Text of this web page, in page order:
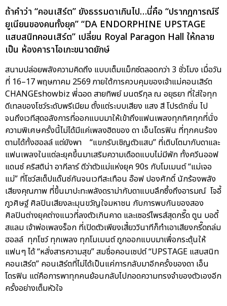
ถ้าคำว่า “คอนเสิร์ต” ยังธรรมดาเกินไป…นี่คือ “ปรากฏการณ์รี
ยูเนียนของคนทั้งยุค” “DA ENDORPHINE UPSTAGE
แสบสนิทคอนเสิร์ต” เปลี่ยน Royal Paragon Hall ให้กลาย
เป็น ห้องคาราโอเกะขนาดยักษ์
สนามปล่อยพลังความคิดถึง แบบเต็มแม็กซ์ตลอดกว่า 3 ชั่วโมง เมื่อวัน
ที่ 16–17 พฤษภาคม 2569 ภายใต้การควบคุมของเจ้าแม่คอนเสิร์ต
CHANGEshowbiz พี่ฉอด สายทิพย์ มนตรีกุล ณ อยุธยา ที่ใส่ใจทุก
ดีเทลของโชว์ระดับพรีเมียม ตั้งแต่ระบบเสียง แสง สี โปรดักชั่น ไป
จนถึงเวทีสุดอลังการที่ออกแบบมาให้เข้าถึงแฟนเพลงทุกทิศทุกที่นั่ง
ความพิเศษครั้งนี้ไม่ได้มีแค่เพลงฮิตของ ดา เอ็นโดรฟิน ที่ทุกคนร้อง
ตามได้ทั้งฮอลล์ แต่ยังพา “แขกรับเชิญตัวแสบ” ที่เติบโตมากับดาและ
แฟนเพลงในแต่ละยุคขึ้นมาเสริมความเดือดแบบไม่มีพัก ทั้งควีนออฟ
แดนซ์ คริสติน่า อากีลาร์ ดีว่าตัวแม่แห่งยุค 90s กับโมเมนต์ “แม่เจอ
แม่” ที่โชว์สเต็ปแด๊นซ์กันจนเวทีสะเทือน อ๊อฟ ปองศักดิ์ นักร้องพลัง
เสียงคุณภาพ ที่ขึ้นมาปะทะพลังดราม่ากับดาแบบลึกซึ้งถึงอารมณ์ โจอี้
ภูวศิษฐ์ ศิลปินเสียงละมุนขวัญใจมหาชน กับการพบกันของสอง
ศิลปินต่างยุคต่างแนวที่ลงตัวเกินคาด และเซอร์ไพรส์สุดกรี๊ด ตูน บอดี้
สแลม เจ้าพ่อเพลงร็อก ที่เปิดตัวเพียงเสี้ยววินาทีก็ทำเอาเสียงกรี๊ดถล่ม
ฮอลล์ ทุกโชว์ ทุกเพลง ทุกโมเมนต์ ถูกออกแบบมาเพื่อกระตุ้นให้
แฟนๆ ได้ “หลั่งสารความสุข” สมชื่อคอนเซปต์ “UPSTAGE แสบสนิท
คอนเสิร์ต” คอนเสิร์ตที่ไม่ได้เป็นแค่การกลับมาอีกครั้งของดา เอ็น
โดรฟิน แต่คือการพาทุกคนย้อนกลับไปกอดความทรงจำของตัวเองอีก
ครั้งอย่างเต็มหัวใจ